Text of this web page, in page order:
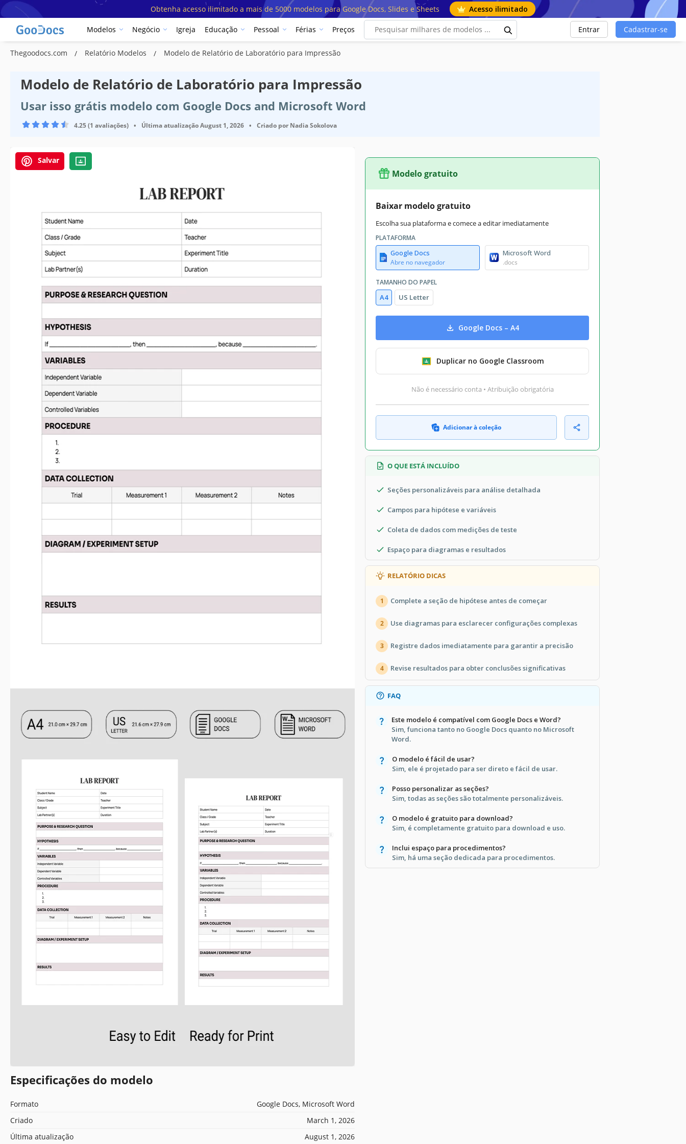
Obtenha acesso ilimitado a mais de 5000 modelos para Google Docs, Slides e Sheets Acesso ilimitado
Modelos Negócio Igreja Educação Pessoal Férias Preços Entrar Cadastrar-se
Thegoodocs.com Relatório Modelos Modelo de Relatório de Laboratório para Impressão
Modelo de Relatório de Laboratório para Impressão
Usar isso grátis modelo com Google Docs and Microsoft Word
4.25 (1 avaliações) • Última atualizaçãoAugust 1, 2026 • Criado por Nadia Sokolova
Salvar
Especificações do modelo
Formato
Google Docs, Microsoft Word
Criado
March 1, 2026
Última atualização
August 1, 2026
Modelo gratuito
Baixar modelo gratuito
Escolha sua plataforma e comece a editar imediatamente
PLATAFORMA
Google Docs
Abre no navegador
Microsoft Word
.docs
TAMANHO DO PAPEL
A4 US Letter
Google Docs – A4
Duplicar no Google Classroom
Não é necessário conta • Atribuição obrigatória
Adicionar à coleção
O QUE ESTÁ INCLUÍDO
Seções personalizáveis para análise detalhada
Campos para hipótese e variáveis
Coleta de dados com medições de teste
Espaço para diagramas e resultados
RELATÓRIO DICAS
1 Complete a seção de hipótese antes de começar
2 Use diagramas para esclarecer configurações complexas
3 Registre dados imediatamente para garantir a precisão
4 Revise resultados para obter conclusões significativas
FAQ
Este modelo é compatível com Google Docs e Word?
Sim, funciona tanto no Google Docs quanto no Microsoft
Word.
O modelo é fácil de usar?
Sim, ele é projetado para ser direto e fácil de usar.
Posso personalizar as seções?
Sim, todas as seções são totalmente personalizáveis.
O modelo é gratuito para download?
Sim, é completamente gratuito para download e uso.
Inclui espaço para procedimentos?
Sim, há uma seção dedicada para procedimentos.